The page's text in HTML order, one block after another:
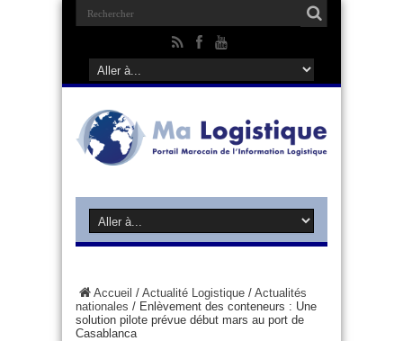
Accueil / Actualité Logistique / Actualités
nationales / Enlèvement des conteneurs : Une
solution pilote prévue début mars au port de
Casablanca